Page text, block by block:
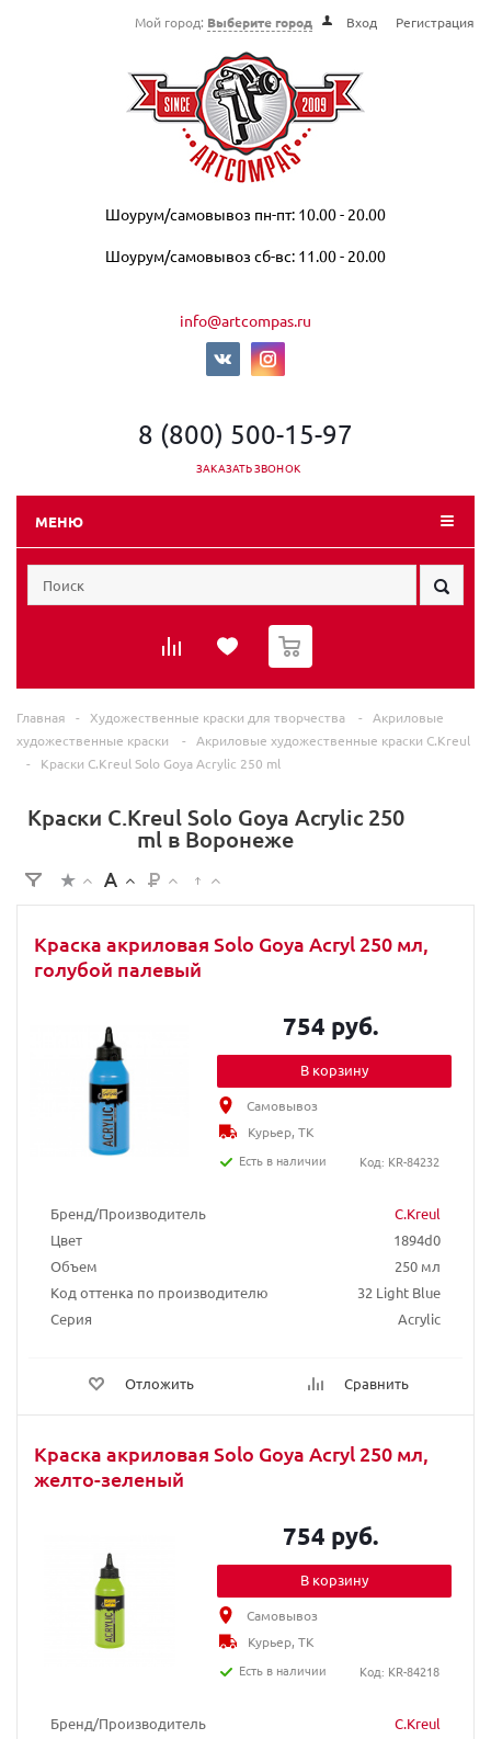
Мой город: Выберите город Вход Регистрация
Шоурум/самовывоз пн-пт: 10.00 - 20.00
Шоурум/самовывоз сб-вс: 11.00 - 20.00
info@artcompas.ru
8 (800) 500-15-97
ЗАКАЗАТЬ ЗВОНОК
МЕНЮ
0
Главная - Художественные краски для творчества -
Акриловые
художественные краски
-
Акриловые художественные краски C.Kreul
-
Краски C.Kreul Solo Goya Acrylic 250 ml
Краски C.Kreul Solo Goya Acrylic 250
ml в Воронеже
Краска акриловая Solo Goya Acryl 250 мл,
голубой палевый
Бренд/Производитель
C.Kreul
Цвет
1894d0
Объем
250 мл
Код оттенка по производителю
32 Light Blue
Серия
Acrylic
Отложить Сравнить
754 руб.
В корзину
Самовывоз
Курьер, ТК
Есть в наличии
Код: KR-84232
Краска акриловая Solo Goya Acryl 250 мл,
желто-зеленый
Бренд/Производитель
C.Kreul
754 руб.
В корзину
Самовывоз
Курьер, ТК
Есть в наличии
Код: KR-84218